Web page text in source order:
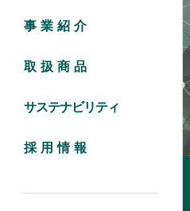
事業紹介
取扱商品
サステナビリティ
採用情報